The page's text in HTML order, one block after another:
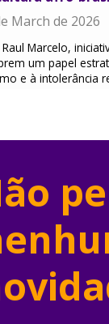
March de 2026
Marcelo,
um papel
e à intolerância